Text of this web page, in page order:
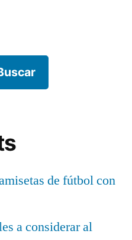
de fútbol con
a considerar al